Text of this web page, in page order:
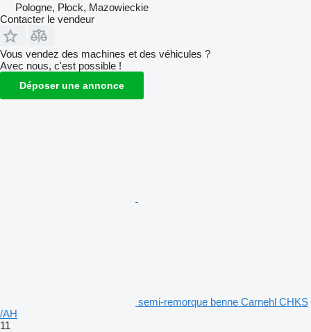
Pologne, Płock, Mazowieckie
Contacter le vendeur
Vous vendez des machines et des véhicules ?
Avec nous, c'est possible !
Déposer une annonce
semi-remorque benne Carnehl CHKS
/AH
11